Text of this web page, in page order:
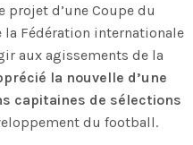
projet d’une Coupe du
la Fédération internationale
aux agissements de la
la nouvelle d’une
capitaines de sélections
du football.